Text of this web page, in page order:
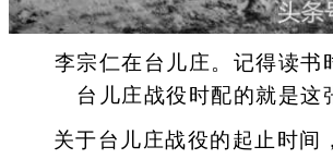
李宗仁在台儿庄。记得读书
台儿庄战役时配的就是这
关于台儿庄战役的起止时间